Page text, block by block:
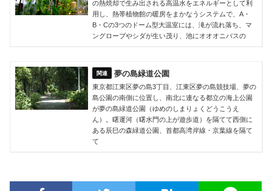
の熱焼却で生み出される高温水をエネルギーとして利
用し、熱帯植物館の暖房をまかなうシステムで、A・
B・Cの3つのドーム型大温室には、滝が流れ落ち、マ
ングローブやシダが生い茂り、池にオオオニバスの
夢の島緑道公園
東京都江東区夢の島3丁目、江東区夢の島競技場、夢の
島公園の南側に位置し、南北に連なる都立の海上公園
が夢の島緑道公園（ゆめのしまりょくどうこうえ
ん）。曙運河（曙水門の上が遊歩道）を隔てて西側に
ある辰巳の森緑道公園、首都高湾岸線・京葉線を隔て
て